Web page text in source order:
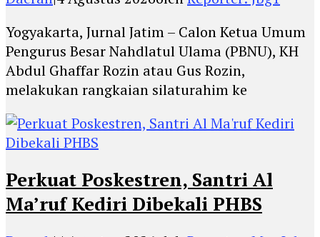
Yogyakarta, Jurnal Jatim – Calon Ketua Umum
Pengurus Besar Nahdlatul Ulama (PBNU), KH
Abdul Ghaffar Rozin atau Gus Rozin,
melakukan rangkaian silaturahim ke
Perkuat Poskestren, Santri Al
Ma’ruf Kediri Dibekali PHBS